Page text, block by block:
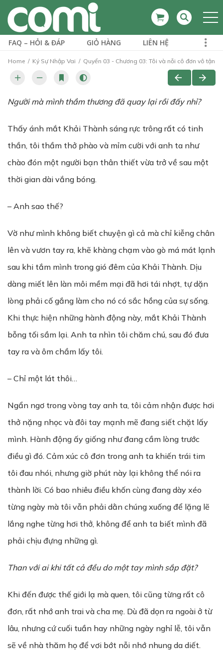
FAQ – HỎI & ĐÁP GIỎ HÀNG LIÊN HỆ
Home Ký Sự Nhập Vai Quyển 03 - Chương 03: Tôi và nỗi cô đơn vô tận
Người mà mình thầm thương đã quay lại rồi đấy nhỉ?
Thấy ánh mắt Khải Thành sáng rực trông rất có tinh
thần, tôi thầm thở phào và mỉm cười với anh ta như
chào đón một người bạn thân thiết vừa trở về sau một
thời gian dài vắng bóng.
– Anh sao thế?
Vờ như mình không biết chuyện gì cả mà chỉ kiễng chân
lên và vươn tay ra, khẽ khàng chạm vào gò má mát lạnh
sau khi tắm mình trong gió đêm của Khải Thành. Dịu
dàng miết lên làn môi mềm mại đã hơi tái nhợt, tự dặn
lòng phải cố gắng làm cho nó có sắc hồng của sự sống.
Khi thực hiện những hành động này, mắt Khải Thành
bỗng tối sầm lại. Anh ta nhìn tôi chăm chú, sau đó đưa
tay ra và ôm chầm lấy tôi.
– Chỉ một lát thôi…
Ngẩn ngơ trong vòng tay anh ta, tôi cảm nhận được hơi
thở nặng nhọc và đôi tay mạnh mẽ đang siết chặt lấy
mình. Hành động ấy giống như đang cầm lòng trước
điều gì đó. Cảm xúc cô đơn trong anh ta khiến trái tim
tôi đau nhói, nhưng giờ phút này lại không thể nói ra
thành lời. Có bao nhiêu điều khốn cùng đang dày xéo
từng ngày mà tôi vẫn phải dằn chúng xuống để lặng lẽ
lắng nghe từng hơi thở, không để anh ta biết mình đã
phải chịu đựng những gì.
Than với ai khi tất cả đều do một tay mình sắp đặt?
Khi đến được thế giới lạ mà quen, tôi cũng từng rất cô
đơn, rất nhớ anh trai và cha mẹ. Dù đã dọn ra ngoài ở từ
lâu, nhưng cứ cuối tuần hay những ngày nghỉ lễ, tôi vẫn
sẽ về nhà thăm họ để vơi bớt nỗi nhớ nhung da diết.